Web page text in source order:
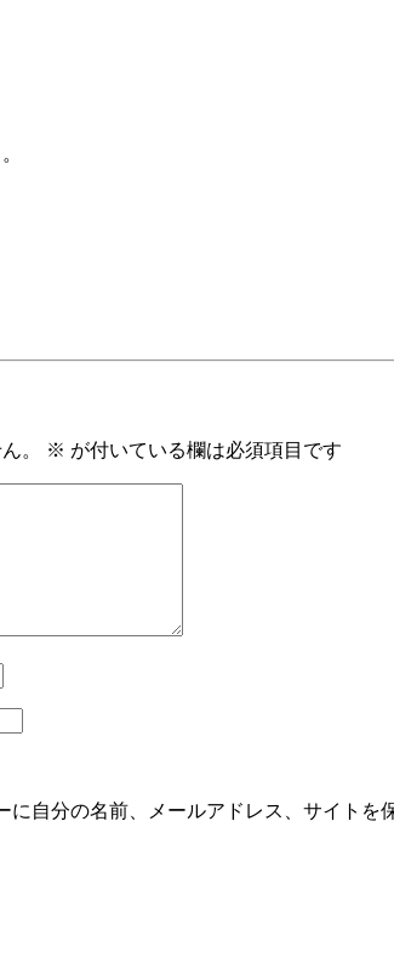
。 ※ が付いている欄は必須項目です
自分の名前、メールアドレス、サイトを